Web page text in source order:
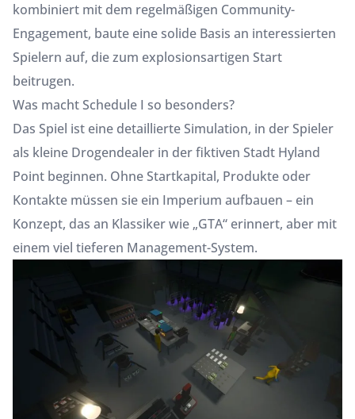
kombiniert mit dem regelmäßigen Community-
Engagement, baute eine solide Basis an interessierten
Spielern auf, die zum explosionsartigen Start
beitrugen.
Was macht Schedule I so besonders?
Das Spiel ist eine detaillierte Simulation, in der Spieler
als kleine Drogendealer in der fiktiven Stadt Hyland
Point beginnen. Ohne Startkapital, Produkte oder
Kontakte müssen sie ein Imperium aufbauen – ein
Konzept, das an Klassiker wie „GTA“ erinnert, aber mit
einem viel tieferen Management-System.